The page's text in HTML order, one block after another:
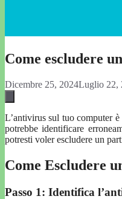
Come escludere
Dicembre 25, 2024Luglio 22,
L’antivirus sul tuo computer
potrebbe identificare
potresti voler escludere un
Come Escludere
Passo 1: Identifica